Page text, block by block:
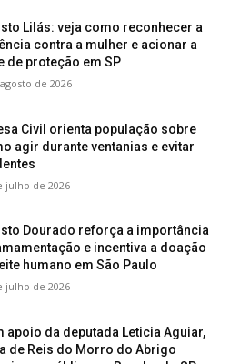
Lilás: veja como reconhecer a
contra a mulher e acionar a
de proteção em SP
de 2026
Civil orienta população sobre
agir durante ventanias e evitar
julho de 2026
Dourado reforça a importância
e incentiva a doação
humano em São Paulo
julho de 2026
apoio da deputada Leticia Aguiar,
de Reis do Morro do Abrigo